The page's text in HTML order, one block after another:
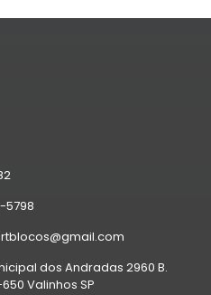
5798
dos Andradas 2960 B.
Valinhos SP